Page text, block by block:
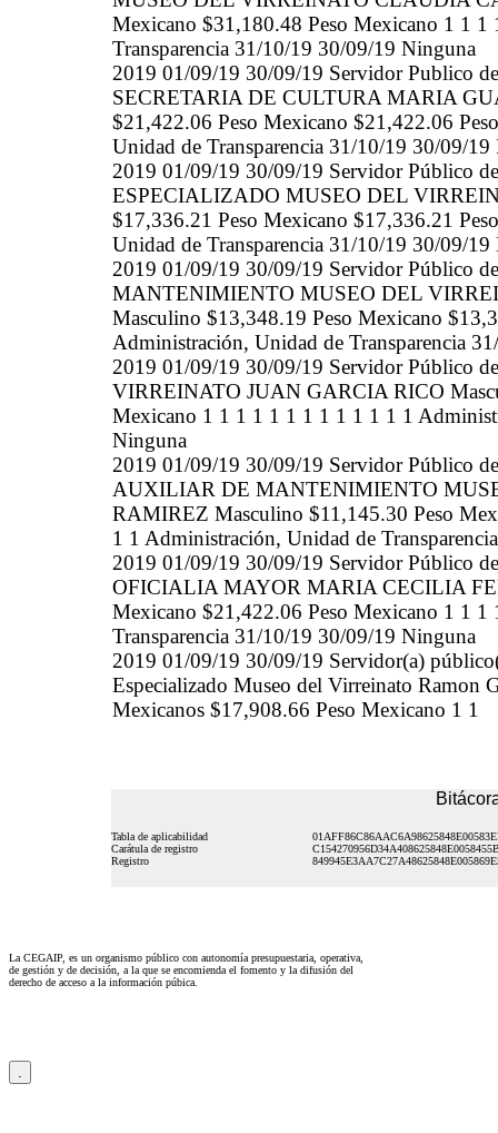
Mexicano $31,180.48 Peso Mexicano 1 1
Transparencia 31/10/19 30/09/19 Ninguna
2019 01/09/19 30/09/19 Servidor Publico
SECRETARIA DE CULTURA MARIA
$21,422.06 Peso Mexicano $21,422.06
Unidad de Transparencia 31/10/19 30/09/19
2019 01/09/19 30/09/19 Servidor Público
ESPECIALIZADO MUSEO DEL
$17,336.21 Peso Mexicano $17,336.21
Unidad de Transparencia 31/10/19 30/09/19
2019 01/09/19 30/09/19 Servidor Público
MANTENIMIENTO MUSEO DEL
Masculino $13,348.19 Peso Mexicano
Administración, Unidad de Transparencia
2019 01/09/19 30/09/19 Servidor Público
VIRREINATO JUAN GARCIA RICO
Mexicano 1 1 1 1 1 1 1 1 1 1 1 1 1
Ninguna
2019 01/09/19 30/09/19 Servidor Público
AUXILIAR DE MANTENIMIENTO
RAMIREZ Masculino $11,145.30 Peso
1 1 Administración, Unidad de
2019 01/09/19 30/09/19 Servidor Público
OFICIALIA MAYOR MARIA CECILIA
Mexicano $21,422.06 Peso Mexicano 1 1
Transparencia 31/10/19 30/09/19 Ninguna
2019 01/09/19 30/09/19 Servidor(a)
Especializado Museo del Virreinato Ramon
Mexicanos $17,908.66 Peso Mexicano 1 1
Tabla de aplicabilidad
Carátula de registro
Registro
La CEGAIP, es un organismo público con autonomía presupuestaria, operativa,
de gestión y de decisión, a la que se encomienda el fomento y la difusión del
derecho de acceso a la información púbica.